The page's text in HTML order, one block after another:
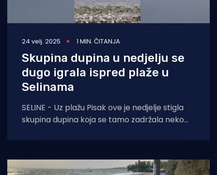
24 velj. 2025 1 MIN. ČITANJA
Skupina dupina u nedjelju se
dugo igrala ispred plaže u
Selinama
SELINE - Uz plažu Pisak ove je nedjelje stigla
skupina dupina koja se tamo zadržala neko